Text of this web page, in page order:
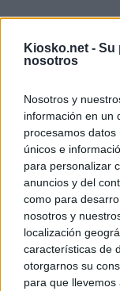
Kiosko.net - Su
nosotros
Nosotros y
información en un
procesamos
únicos e
para personalizar
anuncios y del
como para
nosotros y
localización
características de
otorgarnos su
para que
© Kiosko.net